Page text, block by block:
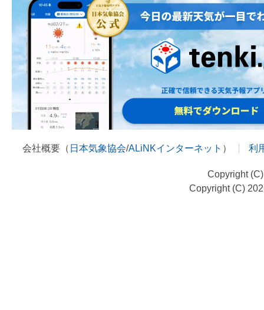
会社概要（ 日本気象協会/ALiNKインターネット ） 利
Copyright
Copyright (C)